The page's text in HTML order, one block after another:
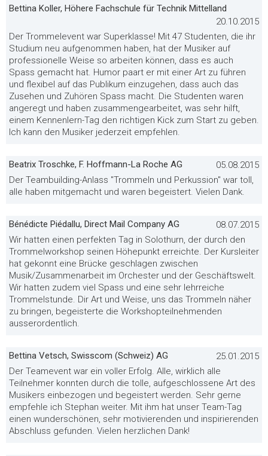
Bettina Koller, Höhere Fachschule für Technik Mittelland
20.10.2015
Der Trommelevent war Superklasse! Mit 47 Studenten, die ihr
Studium neu aufgenommen haben, hat der Musiker auf
professionelle Weise so arbeiten können, dass es auch
Spass gemacht hat. Humor paart er mit einer Art zu führen
und flexibel auf das Publikum einzugehen, dass auch das
Zusehen und Zuhören Spass macht. Die Studenten waren
angeregt und haben zusammengearbeitet, was sehr hilft,
einem Kennenlern-Tag den richtigen Kick zum Start zu geben.
Ich kann den Musiker jederzeit empfehlen.
Beatrix Troschke, F. Hoffmann-La Roche AG
05.08.2015
Der Teambuilding-Anlass "Trommeln und Perkussion" war toll,
alle haben mitgemacht und waren begeistert. Vielen Dank.
Bénédicte Piédallu, Direct Mail Company AG
08.07.2015
Wir hatten einen perfekten Tag in Solothurn, der durch den
Trommelworkshop seinen Höhepunkt erreichte. Der Kursleiter
hat gekonnt eine Brücke geschlagen zwischen
Musik/Zusammenarbeit im Orchester und der Geschäftswelt.
Wir hatten zudem viel Spass und eine sehr lehrreiche
Trommelstunde. Dir Art und Weise, uns das Trommeln näher
zu bringen, begeisterte die Workshopteilnehmenden
ausserordentlich.
Bettina Vetsch, Swisscom (Schweiz) AG
25.01.2015
Der Teamevent war ein voller Erfolg. Alle, wirklich alle
Teilnehmer konnten durch die tolle, aufgeschlossene Art des
Musikers einbezogen und begeistert werden. Sehr gerne
empfehle ich Stephan weiter. Mit ihm hat unser Team-Tag
einen wunderschönen, sehr motivierenden und inspirierenden
Abschluss gefunden. Vielen herzlichen Dank!